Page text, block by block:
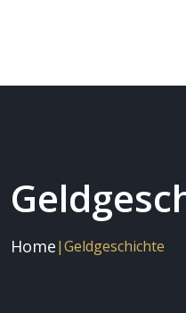
Home|Geldgeschichte